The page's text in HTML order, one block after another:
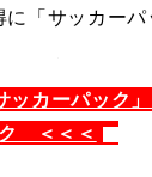
「サッカーパ
カーパック」
ク ＜＜＜